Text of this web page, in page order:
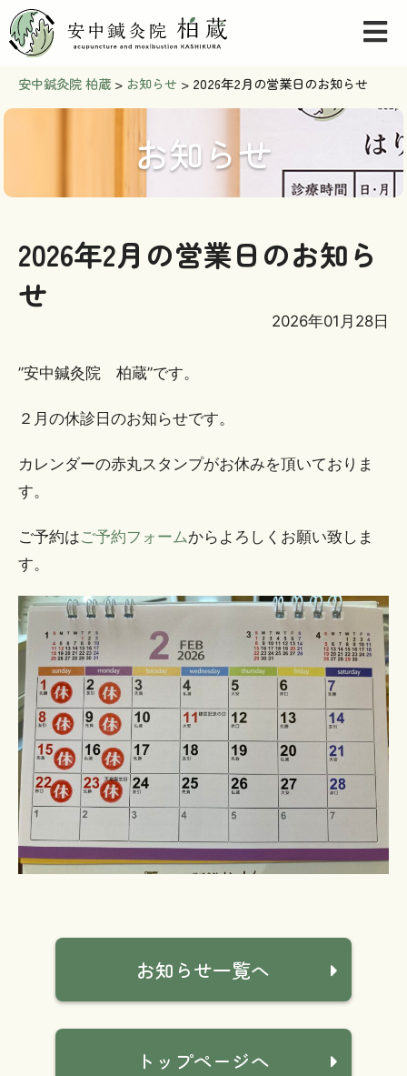
安中鍼灸院 柏蔵 > お知らせ > 2026年2月の営業日のお知らせ
お知らせ
2026年2月の営業日のお知ら
せ
2026年01月28日
”安中鍼灸院 柏蔵”です。
２月の休診日のお知らせです。
カレンダーの赤丸スタンプがお休みを頂いておりま
す。
ご予約はご予約フォームからよろしくお願い致しま
す。
お知らせ一覧へ
トップページへ